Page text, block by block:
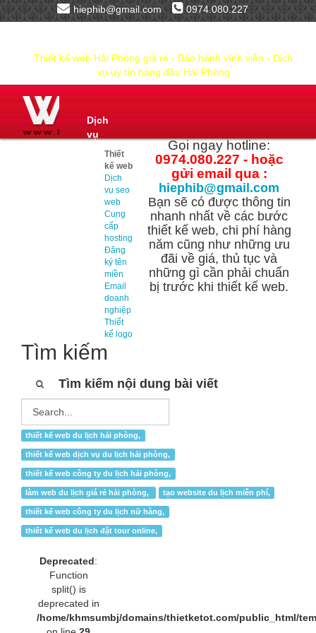
hiephib@gmail.com 0974.080.227
Thiết kế web Hải Phòng giá rẻ - Bảo hành vĩnh viễn - Dịch
vụ uy tín hàng đầu Hải Phòng
Dịch
vụ
Thiết
kế web
Dịch
vụ seo
web
Cung
cấp
hosting
Đăng
ký tên
miền
Email
doanh
nghiệp
Thiết
kế logo
Gọi ngay hotline:
0974.080.227 - hoặc
gửi email qua :
hiephib@gmail.com
Bạn sẽ có được thông tin
nhanh nhất về các bước
thiết kế web, chi phí hàng
năm cũng như những ưu
đãi về giá, thủ tục và
những gì cần phải chuẩn
bị trước khi thiết kế web.
Tìm kiếm
Tìm kiếm nội dung bài viết
thiết kế web du lịch hải phòng,
thiết kế web dịch vụ du lịch hải phòng,
thiết kế web công ty du lịch hải phòng,
làm web du lịch giá rẻ hải phòng, tạo website du lịch miễn phí,
thiết kế web công ty du lịch nữ hàng,
thiết kế web du lịch đặt tour online,
Deprecated:
Function
split() is
deprecated in
/home/khmsumbj/domains/thietketot.com/public_html/